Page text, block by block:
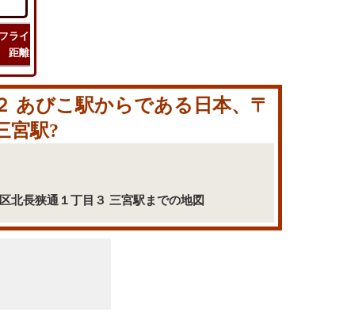
ライト
距離
あびこ駅からである日本、〒
宮駅?
北長狭通１丁目３ 三宮駅までの地図